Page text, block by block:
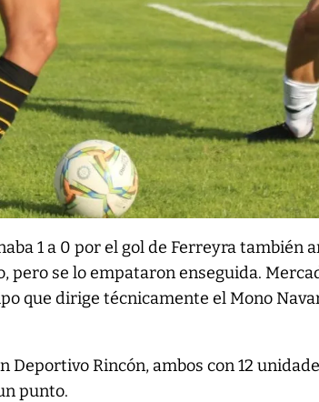
1 a 0 por el gol de Ferreyra también
pero se lo empataron enseguida.
que dirige técnicamente el Mono
Rincón, ambos con 12
punto.